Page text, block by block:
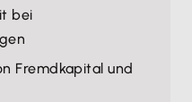
bei
Fremdkapital und